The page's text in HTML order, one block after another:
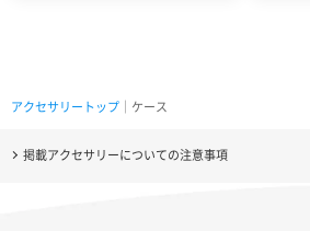
アクセサリートップ ｜ケース
掲載アクセサリーについての注意事項